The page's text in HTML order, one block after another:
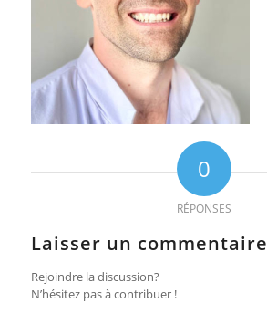
0
RÉPONSES
Laisser un commentaire
Rejoindre la discussion?
N’hésitez pas à contribuer !